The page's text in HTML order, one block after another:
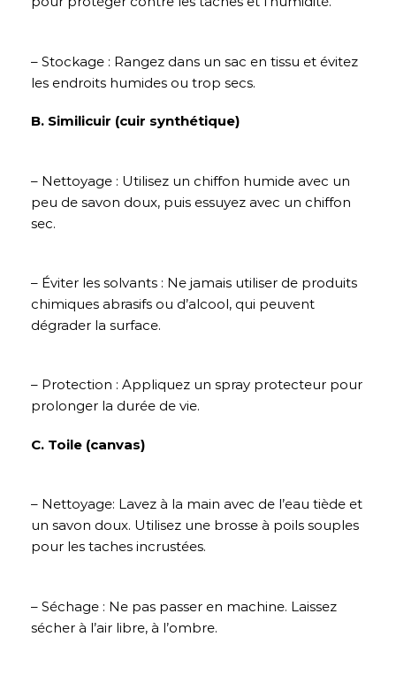
– Stockage : Rangez dans un sac en tissu et évitez
les endroits humides ou trop secs.
B. Similicuir (cuir synthétique)
– Nettoyage : Utilisez un chiffon humide avec un
peu de savon doux, puis essuyez avec un chiffon
sec.
– Éviter les solvants : Ne jamais utiliser de produits
chimiques abrasifs ou d’alcool, qui peuvent
dégrader la surface.
– Protection : Appliquez un spray protecteur pour
prolonger la durée de vie.
C. Toile (canvas)
– Nettoyage: Lavez à la main avec de l’eau tiède et
un savon doux. Utilisez une brosse à poils souples
pour les taches incrustées.
– Séchage : Ne pas passer en machine. Laissez
sécher à l’air libre, à l’ombre.